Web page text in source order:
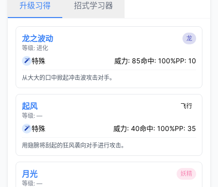
升级习得 招式学习器
龙之波动
等级: 进化
龙
特殊 威力: 85命中: 100%PP: 10
从大大的口中掀起冲击波攻击对手。
起风
等级: —
飞行
特殊 威力: 40命中: 100%PP: 35
用翅膀将刮起的狂风袭向对手进行攻击。
月光
等级: —
妖精